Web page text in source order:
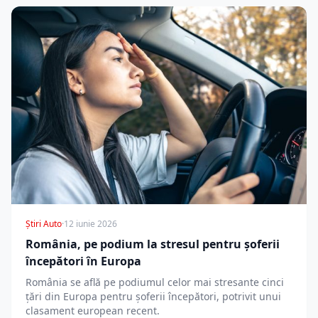
Știri Auto·12 iunie 2026
România, pe podium la stresul pentru șoferii
începători în Europa
România se află pe podiumul celor mai stresante cinci
țări din Europa pentru șoferii începători, potrivit unui
clasament european recent.